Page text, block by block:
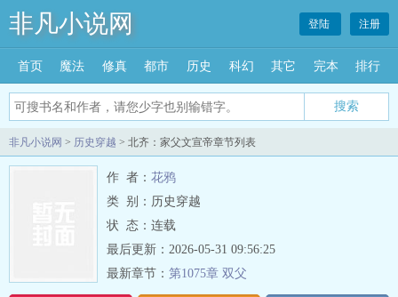
非凡小说网
搜索
登陆 注册
首页 魔法 修真 都市 历史 科幻 其它 完本 排行
非凡小说网 > 历史穿越 > 北齐：家父文宣帝章节列表
作 者： 花鸦
类 别：历史穿越
状 态：连载
最后更新：2026-05-31 09:56:25
最新章节： 第1075章 双父